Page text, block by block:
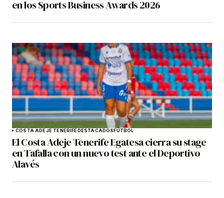
en los Sports Business Awards 2026
COSTA ADEJE TENERIFEDESTACADOSFÚTBOL
El Costa Adeje Tenerife Egatesa cierra su stage
en Tafalla con un nuevo test ante el Deportivo
Alavés